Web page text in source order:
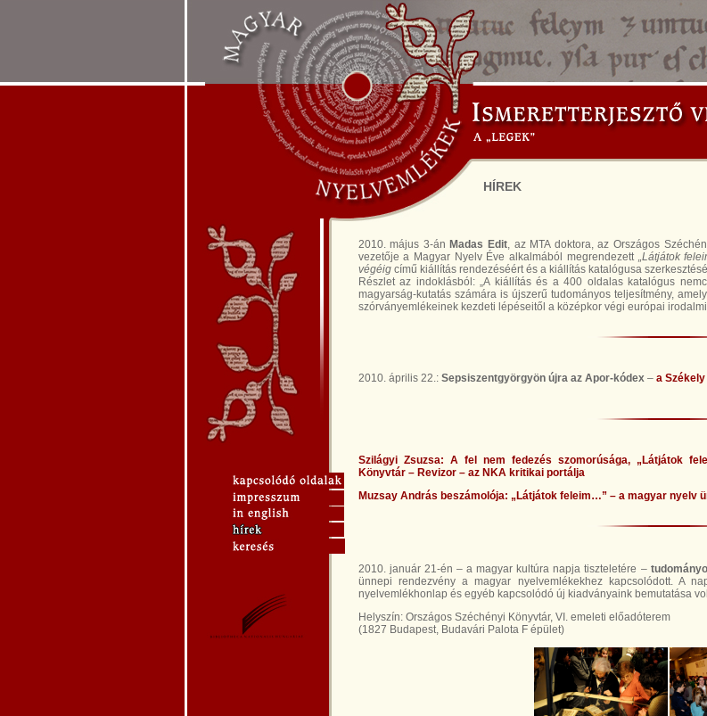
HÍREK
2010. május 3-án Madas Edit, az MTA doktora, az Országos
vezetője a Magyar Nyelv Éve alkalmából megrendezett „Látjátok
végéigcímű kiállítás rendezéséért és a kiállítás katalógusa
Részlet az indoklásból: „A kiállítás és a 400 oldalas katalógus
magyarság-kutatás számára is újszerű tudományos teljesítmény,
szórványemlékeinek kezdeti lépéseitől a középkor végi európai
2010. április 22.: Sepsiszentgyörgyön újra az Apor-kódex– a
Szilágyi Zsuzsa: A fel nem fedezés szomorúsága, „Látjátok
Könyvtár – Revizor – az NKA kritikai portálja
Muzsay András beszámolója: „Látjátok feleim…” – a magyar nyelv
2010. január 21-én – a magyar kultúra napja tiszteletére –
ünnepi rendezvény a magyar nyelvemlékekhez kapcsolódott. A
nyelvemlékhonlap és egyéb kapcsolódó új kiadványaink bemutatása
Helyszín: Országos Széchényi Könyvtár, VI. emeleti előadóterem
(1827 Budapest, Budavári Palota F épület)